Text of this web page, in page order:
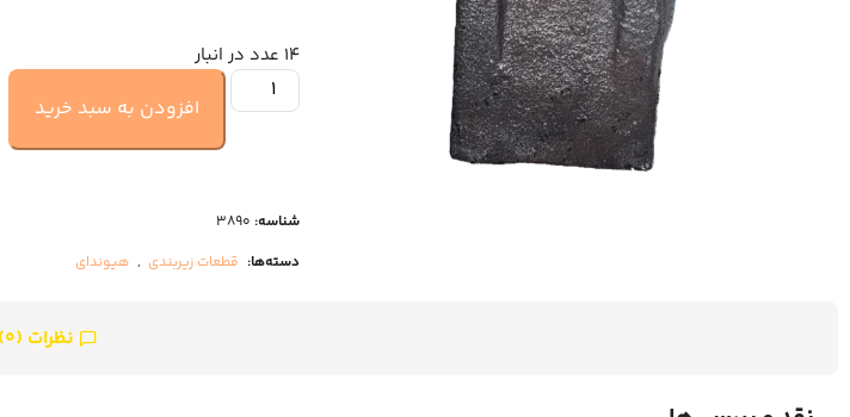
14 عدد در انبار
افزودن به سبد خرید
شناسه: 3890
دسته‌ها: قطعات زیربندی , هیوندای
نظرات (0)